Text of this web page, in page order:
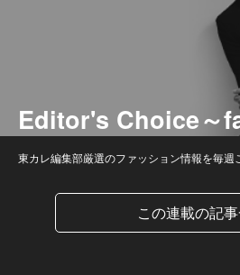
Editor's Choice～
東カレ編集部厳選のファッション情報を毎週
この連載の記